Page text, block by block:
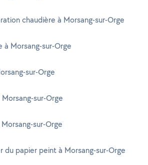
chaudière à Morsang-sur-Orge
à Morsang-sur-Orge
sur-Orge
sur-Orge
sur-Orge
du papier peint à Morsang-sur-Orge